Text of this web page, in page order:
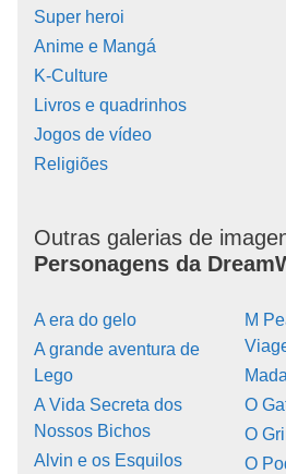
Super heroi
Anime e Mangá
K-Culture
Livros e quadrinhos
Jogos de vídeo
Religiões
Outras galerias de
Personagens da
A era do gelo
A grande aventura de
Lego
A Vida Secreta dos
Nossos Bichos
Alvin e os Esquilos
M
O
O
O